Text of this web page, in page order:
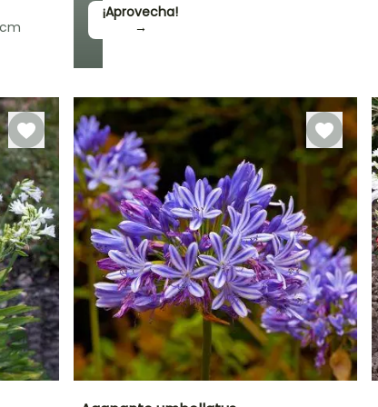
¡Aprovecha!
→